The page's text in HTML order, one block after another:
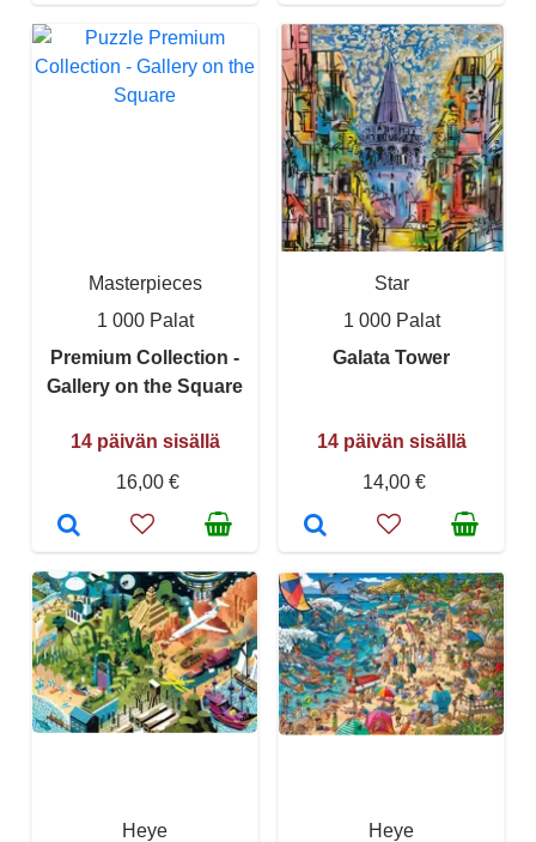
Masterpieces
1 000 Palat
Premium Collection -
Gallery on the Square
14 päivän sisällä
16,00 €
Star
1 000 Palat
Galata Tower
14 päivän sisällä
14,00 €
Heye
Heye